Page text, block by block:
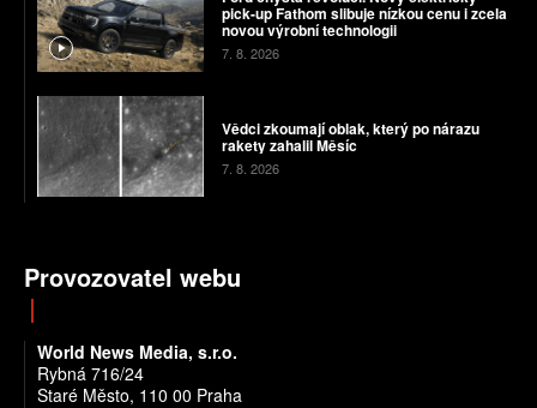
pick-up Fathom slibuje nízkou cenu i zcela
novou výrobní technologii
7. 8. 2026
Vědci zkoumají oblak, který po nárazu
rakety zahalil Měsíc
7. 8. 2026
Provozovatel webu
World News Media, s.r.o.
Rybná 716/24
Staré Město, 110 00 Praha